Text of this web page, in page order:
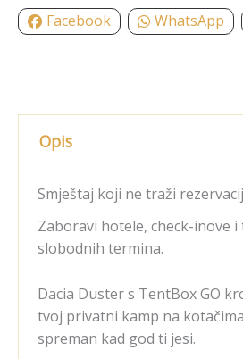
Facebook WhatsApp
Opis
Smještaj koji ne traži
Zaboravi hotele, check-inove i
slobodnih termina.
Dacia Duster s TentBox GO
tvoj privatni kamp na
spreman kad god ti jesi.